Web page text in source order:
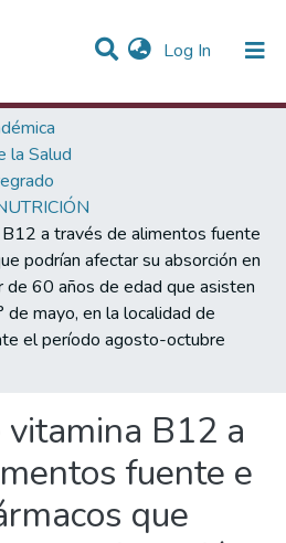
Log In (current)
la Salud
a través de alimentos fuente
podrían afectar su absorción en
60 años de edad que asisten
mayo, en la localidad de
el período agosto-octubre
vitamina B12 a
fuente e
que